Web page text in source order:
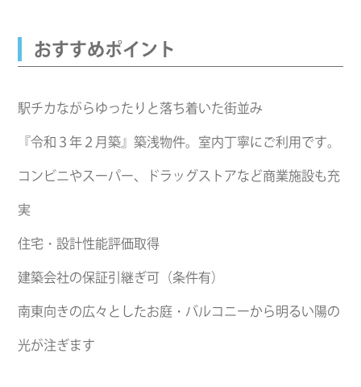
おすすめポイント
駅チカながらゆったりと落ち着いた街並み
『令和３年２月築』築浅物件。室内丁寧にご利用です。
コンビニやスーパー、ドラッグストアなど商業施設も充
実
住宅・設計性能評価取得
建築会社の保証引継ぎ可（条件有）
南東向きの広々としたお庭・バルコニーから明るい陽の
光が注ぎます